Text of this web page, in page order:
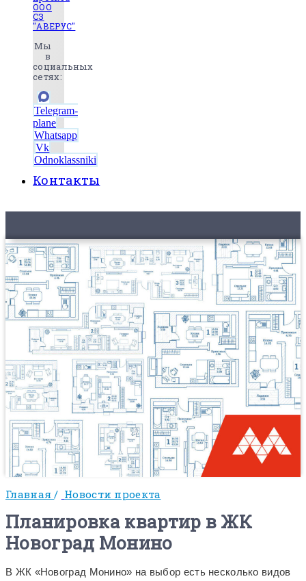
ООО
СЗ
"АВЕРУС"
Мы
в
социальных
сетях:
Telegram-
plane
Whatsapp
Vk
Odnoklassniki
Контакты
Главная/ Новости проекта
Планировка квартир в ЖК
Новоград Монино
В ЖК «Новоград Монино» на выбор есть несколько видов